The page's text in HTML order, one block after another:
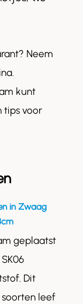
Neem
kunt
tips voor
in Zwaag
geplaatst
Dit
soorten leef